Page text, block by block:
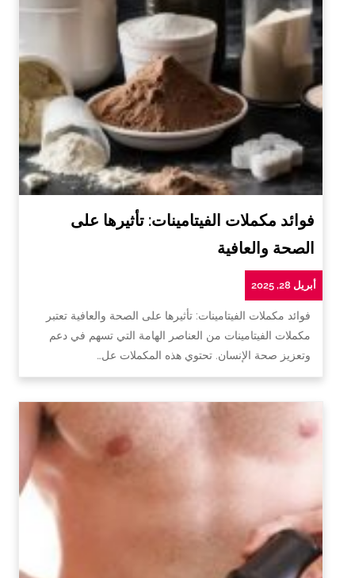
فوائد مكملات الفيتامينات: تأثيرها على
الصحة والعافية
أبريل 28, 2025
فوائد مكملات الفيتامينات: تأثيرها على الصحة والعافية تعتبر
مكملات الفيتامينات من العناصر الهامة التي تسهم في دعم
وتعزيز صحة الإنسان. تحتوي هذه المكملات عل…